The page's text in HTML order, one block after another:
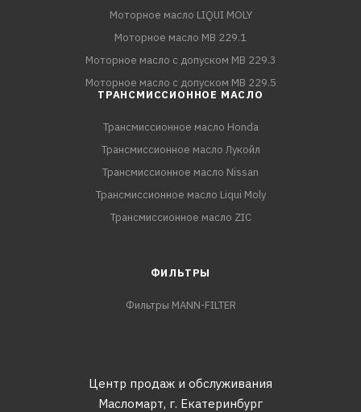
Моторное масло LIQUI MOLY
Моторное масло MB 229.1
Моторное масло с допуском MB 229.3
Моторное масло с допуском MB 229.5
ТРАНСМИССИОННОЕ МАСЛО
Трансмиссионное масло Honda
Трансмиссионное масло Лукойл
Трансмиссионное масло Nissan
Трансмиссионное масло Liqui Moly
Трансмиссионное масло ZIC
ФИЛЬТРЫ
Фильтры MANN-FILTER
Центр продаж и обслуживания
Масломарт, г. Екатеринбург